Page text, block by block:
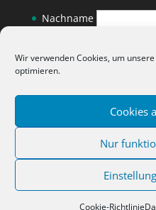
Wir verwenden Cookies, um
optimieren.
Cookies
Nur
Cookie-Richtlinie
Nachname